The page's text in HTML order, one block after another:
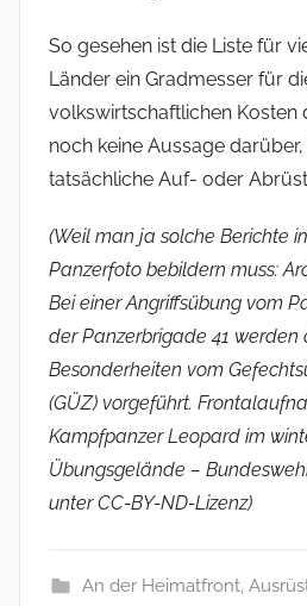
So gesehen ist die Liste für
Länder ein Gradmesser für
volkswirtschaftlichen Kosten
noch keine Aussage
tatsächliche Auf- oder
(Weil man ja solche Berichte
Panzerfoto bebildern muss:
Bei einer Angriffsübung vom
der Panzerbrigade 41
Besonderheiten vom
(GÜZ) vorgeführt.
Kampfpanzer Leopard im
Übungsgelände –
unter CC-BY-ND-Lizenz)
An der Heimatfront,